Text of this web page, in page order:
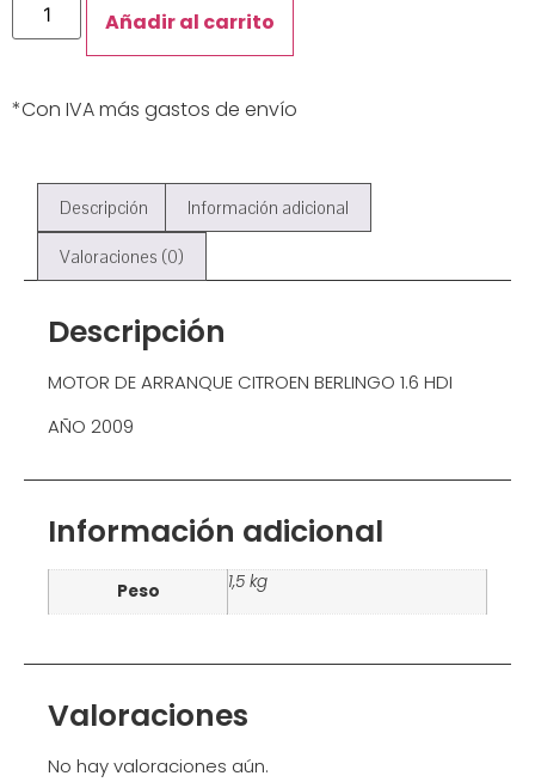
Añadir al carrito
*Con IVA más gastos de envío
Descripción Información adicional
Valoraciones (0)
Descripción
MOTOR DE ARRANQUE CITROEN BERLINGO 1.6 HDI
AÑO 2009
Información adicional
Peso 1,5 kg
Valoraciones
No hay valoraciones aún.